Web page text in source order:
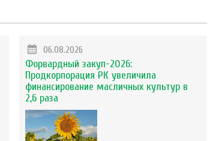
06.08.2026
Форвардный закуп-2026:
Продкорпорация РК увеличила
финансирование масличных культур в
2,6 раза